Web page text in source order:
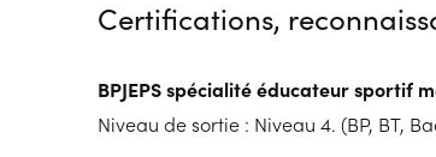
Contrat de Professionalisation
Tarif :N.C.
Modalités d'enseignement :
Certifications,
BPJEPS spécialité éducateur sportif
Niveau de sortie : Niveau 4. (BP, BT,